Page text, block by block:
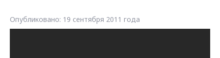
Опубликовано: 19 сентября 2011 года